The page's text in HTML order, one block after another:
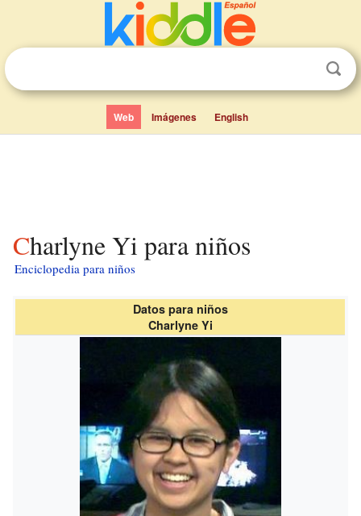
Web Imágenes English
Charlyne Yi para niños
Enciclopedia para niños
Datos para niños
Charlyne Yi